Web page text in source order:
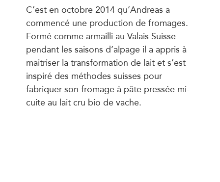
C’est en octobre 2014 qu’Andreas a
commencé une production de fromages.
Formé comme armailli au Valais Suisse
pendant les saisons d’alpage il a appris à
maitriser la transformation de lait et s’est
inspiré des méthodes suisses pour
fabriquer son fromage à pâte pressée mi-
cuite au lait cru bio de vache.